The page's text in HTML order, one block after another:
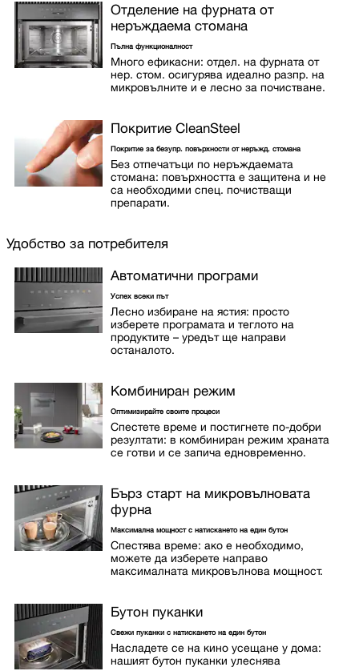
Отделение на фурната от
неръждаема стомана
Пълна функционалност
Много ефикасни: отдел. на фурната от
нер. стом. осигурява идеално разпр. на
микровълните и е лесно за почистване.
Покритие CleanSteel
Покритие за безупр. повърхности от неръжд. стомана
Без отпечатъци по неръждаемата
стомана: повърхността е защитена и не
са необходими спец. почистващи
препарати.
Удобство за потребителя
Автоматични програми
Успех всеки път
Лесно избиране на ястия: просто
изберете програмата и теглото на
продуктите – уредът ще направи
останалото.
Комбиниран режим
Оптимизирайте своите процеси
Спестете време и постигнете по-добри
резултати: в комбиниран режим храната
се готви и се запича едновременно.
Бърз старт на микровълновата
фурна
Максимална мощност с натискането на един бутон
Спестява време: ако е необходимо,
можете да изберете направо
максималната микровълнова мощност.
Бутон пуканки
Свежи пуканки с натискането на един бутон
Насладете се на кино усещане у дома:
нашият бутон пуканки улеснява